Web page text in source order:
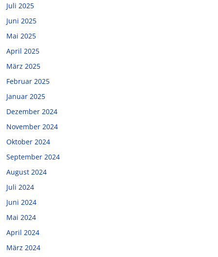
Juli 2025
Juni 2025
Mai 2025
April 2025
März 2025
Februar 2025
Januar 2025
Dezember 2024
November 2024
Oktober 2024
September 2024
August 2024
Juli 2024
Juni 2024
Mai 2024
April 2024
März 2024